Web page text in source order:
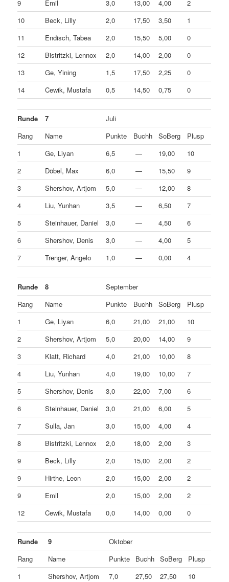
9
Emil 3,0 13,00 4,00
2
10
Beck, Lilly 2,0 17,50 3,50
1
11
Endisch, Tabea 2,0 15,50 5,00
0
12
Bistritzki, Lennox 2,0 14,00 2,00
0
13
Ge, Yining 1,5 17,50 2,25
0
14
Cewik, Mustafa 0,5 14,50 0,75 0
Runde 7
Juli
Rang
Name Punkte Buchh SoBerg
Plusp
1
Ge, Liyan 6,5 — 19,00
10
2
Döbel, Max 6,0 — 15,50
9
3
Shershov, Artjom 5,0 — 12,00
8
4
Liu, Yunhan 3,5 — 6,50
7
5
Steinhauer, Daniel 3,0 — 4,50
6
6
Shershov, Denis 3,0 — 4,00
5
7
Trenger, Angelo 1,0 — 0,00 4
Runde 8
September
Rang
Name Punkte Buchh SoBerg
Plusp
1
Ge, Liyan 6,0 21,00 21,00
10
2
Shershov, Artjom 5,0 20,00 14,00
9
3
Klatt, Richard 4,0 21,00 10,00
8
4
Liu, Yunhan 4,0 19,00 10,00
7
5
Shershov, Denis 3,0 22,00 7,00
6
6
Steinhauer, Daniel 3,0 21,00 6,00
5
7
Sulla, Jan 3,0 15,00 4,00
4
8
Bistritzki, Lennox 2,0 18,00 2,00
3
9
Beck, Lilly 2,0 15,00 2,00
2
9
Hirthe, Leon 2,0 15,00 2,00
2
9
Emil 2,0 15,00 2,00
2
12
Cewik, Mustafa 0,0 14,00 0,00 0
Runde 9
Oktober
Rang
Name Punkte Buchh SoBerg
Plusp
1
Shershov, Artjom 7,0 27,50 27,50 10